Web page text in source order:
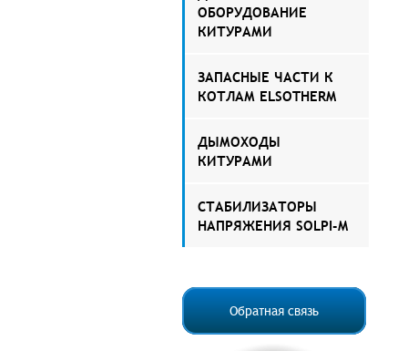
ОБОРУДОВАНИЕ
КИТУРАМИ
ЗАПАСНЫЕ ЧАСТИ К
КОТЛАМ ELSOTHERM
ДЫМОХОДЫ
КИТУРАМИ
СТАБИЛИЗАТОРЫ
НАПРЯЖЕНИЯ SOLPI-M
Обратная связь